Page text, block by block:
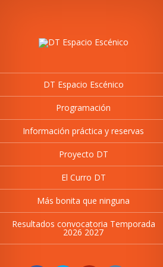
DT Espacio Escénico
Programación
Información práctica y reservas
Proyecto DT
El Curro DT
Más bonita que ninguna
Resultados convocatoria Temporada
2026 2027